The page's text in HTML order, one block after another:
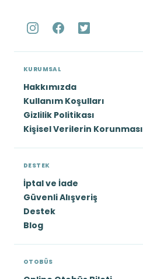
KURUMSAL
Hakkımızda
Kullanım Koşulları
Gizlilik Politikası
Kişisel Verilerin Korunması
DESTEK
İptal ve İade
Güvenli Alışveriş
Destek
Blog
OTOBÜS